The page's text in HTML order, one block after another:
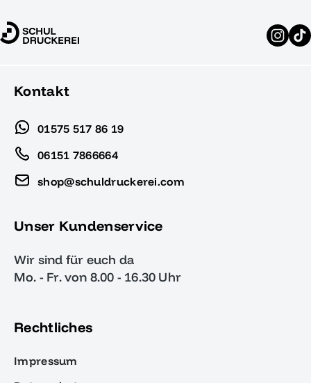
Kontakt
01575 517 86 19
06151 7866664
shop@schuldruckerei.com
Unser Kundenservice
Wir sind für euch da
Mo. - Fr. von 8.00 - 16.30 Uhr
Rechtliches
Impressum